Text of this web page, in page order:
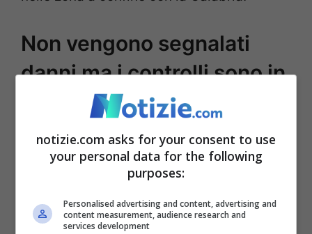
Non vengono segnalati
danni ma i controlli sono in
Al momento, come già accennato, non
vengono segnalati danni ma i controlli
Protezione civile della Calabria, ha riferito
notizie.com asks for your consent to use
your personal data for the following
purposes:
Personalised advertising and content, advertising and
content measurement, audience research and
services development